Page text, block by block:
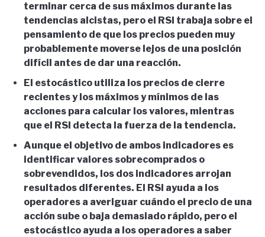
terminar cerca de sus máximos durante las
tendencias alcistas, pero el RSI trabaja sobre el
pensamiento de que los precios pueden muy
probablemente moverse lejos de una posición
difícil antes de dar una reacción.
El estocástico utiliza los precios de cierre
recientes y los máximos y mínimos de las
acciones para calcular los valores, mientras
que el RSI detecta la fuerza de la tendencia.
Aunque el objetivo de ambos indicadores es
identificar valores sobrecomprados o
sobrevendidos, los dos indicadores arrojan
resultados diferentes. El RSI ayuda a los
operadores a averiguar cuándo el precio de una
acción sube o baja demasiado rápido, pero el
estocástico ayuda a los operadores a saber